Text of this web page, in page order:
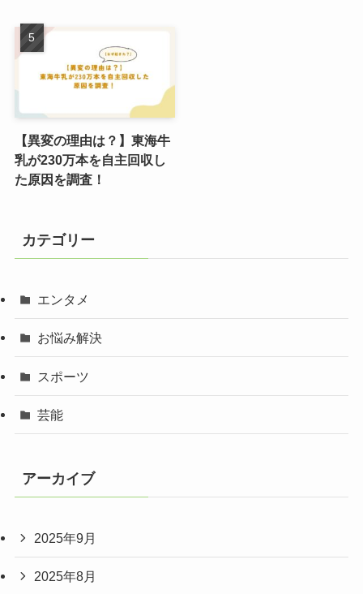
【異変の理由は？】東海牛
乳が230万本を自主回収し
た原因を調査！
カテゴリー
エンタメ
お悩み解決
スポーツ
芸能
アーカイブ
2025年9月
2025年8月